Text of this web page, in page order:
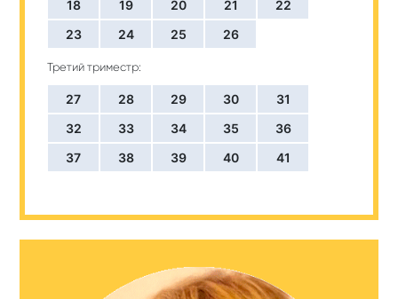
18
19 20 21
22
23
24 25 26
Третий триместр:
27 28 29 30
31
32
33 34 35
36
37
38 39 40 41